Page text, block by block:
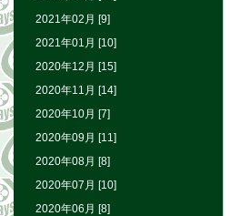
2021年02月 [9]
2021年01月 [10]
2020年12月 [15]
2020年11月 [14]
2020年10月 [7]
2020年09月 [11]
2020年08月 [8]
2020年07月 [10]
2020年06月 [8]